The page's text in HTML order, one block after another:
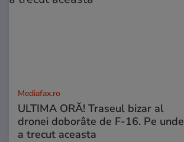
Mediafax.ro
ULTIMA ORĂ! Traseul bizar al
dronei doborâte de F-16. Pe unde
a trecut aceasta